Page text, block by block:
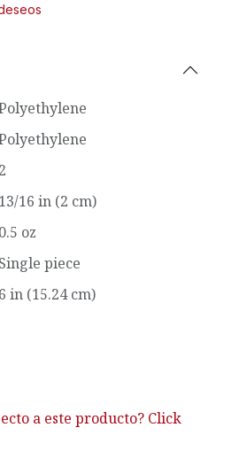
2
13/16 in (2 cm)
0.5 oz
Single piece
6 in (15.24 cm)
a este producto? Click